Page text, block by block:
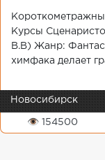
Курсы
В.В) Жанр:
химфака делает
Новосибирск
👁 154500